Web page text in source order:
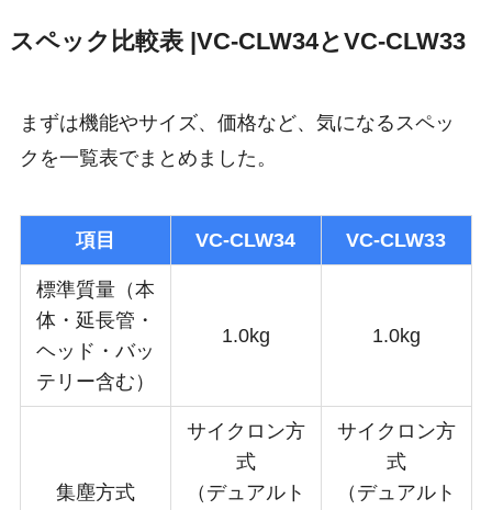
スペック比較表 |VC-CLW34とVC-CLW33
まずは機能やサイズ、価格など、気になるスペッ
クを一覧表でまとめました。
項目 VC-CLW34 VC-CLW33
標準質量（本
体・延長管・
ヘッド・バッ
テリー含む）
1.0kg 1.0kg
集塵方式
サイクロン方
式
（デュアルト
サイクロン方
式
（デュアルト